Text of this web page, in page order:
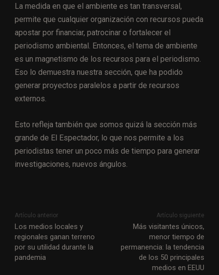
La medida en que el ambiente es tan transversal,
permite que cualquier organización con recursos pueda
apostar por financiar, patrocinar o fortalecer el
periodismo ambiental. Entonces, el tema de ambiente
es un magnetismo de los recursos para el periodismo.
Eso lo demuestra nuestra sección, que ha podido
generar proyectos paralelos a partir de recursos
externos.
Esto refleja también que somos quizá la sección más
grande de El Espectador, lo que nos permite a los
periodistas tener un poco más de tiempo para generar
investigaciones, nuevos ángulos.
Artículo anterior
Los medios locales y
regionales ganan terreno
por su utilidad durante la
pandemia
Artículo siguiente
Más visitantes únicos,
menor tiempo de
permanencia: la tendencia
de los 50 principales
medios en EEUU